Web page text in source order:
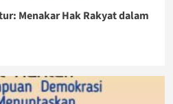
Menakar Hak Rakyat dalam